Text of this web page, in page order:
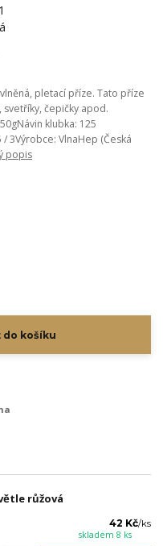
pletací příze. Tato příze
svetříky, čepičky apod.
klubka: 125
3Výrobce: VlnaHep (Česká
popis
do košíku
růžová
42 Kč/ks
skladem 8 ks